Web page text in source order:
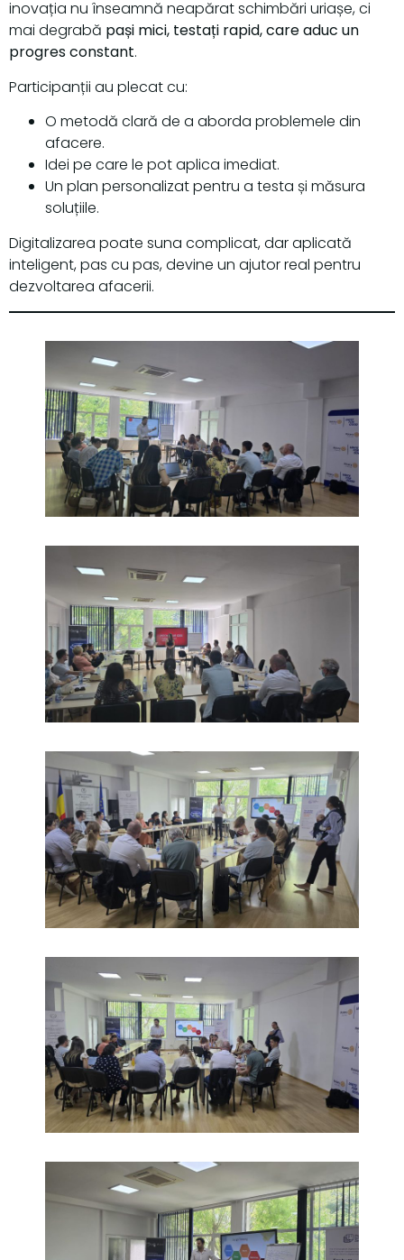
inovația nu înseamnă neapărat schimbări uriașe, ci
mai degrabă pași mici, testați rapid, care aduc un
progres constant.
Participanții au plecat cu:
O metodă clară de a aborda problemele din
afacere.
Idei pe care le pot aplica imediat.
Un plan personalizat pentru a testa și măsura
soluțiile.
Digitalizarea poate suna complicat, dar aplicată
inteligent, pas cu pas, devine un ajutor real pentru
dezvoltarea afacerii.